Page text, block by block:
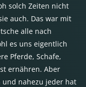
solch Zeiten nicht
auch. Das war mit
alle nach
es uns eigentlich
Pferde, Schafe,
ernähren. Aber
nahezu jeder hat